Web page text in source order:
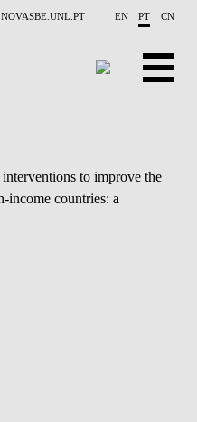
NOVASBE.UNL.PT EN PT CN